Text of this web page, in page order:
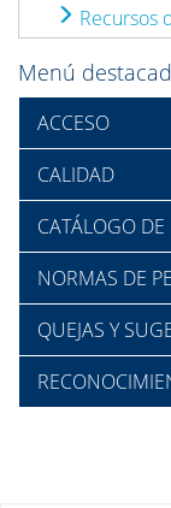
Recursos
Menú
ACCESO
CALIDAD
CATÁLOGO
NORMAS DE
QUEJAS Y